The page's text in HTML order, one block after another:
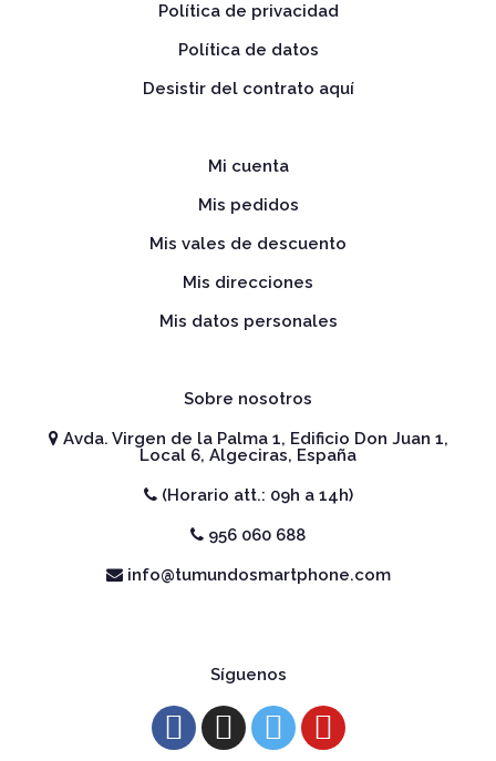
Política de privacidad
Política de datos
Desistir del contrato aquí
Mi cuenta
Mis pedidos
Mis vales de descuento
Mis direcciones
Mis datos personales
Sobre nosotros
Avda. Virgen de la Palma 1, Edificio Don Juan 1,
Local 6, Algeciras, España
(Horario att.: 09h a 14h)
956 060 688
info@tumundosmartphone.com
Síguenos